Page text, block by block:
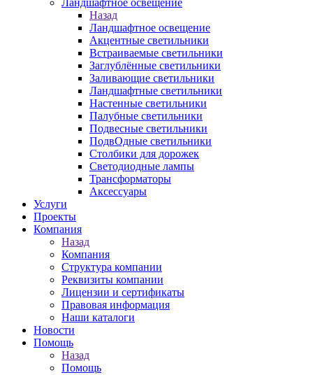
Ландшафтное освещение
Назад
Ландшафтное освещение
Акцентные светильники
Встраиваемые светильники
Заглублённые светильники
Заливающие светильники
Ландшафтные светильники
Настенные светильники
Палубные светильники
Подвесные светильники
ПодвОдные светильники
Столбики для дорожек
Светодиодные лампы
Трансформаторы
Аксессуары
Услуги
Проекты
Компания
Назад
Компания
Структура компании
Реквизиты компании
Лицензии и сертификаты
Правовая информация
Наши каталоги
Новости
Помощь
Назад
Помощь